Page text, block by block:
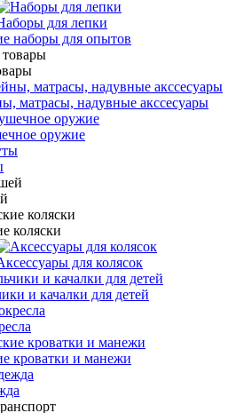
для лепки
наборы для опытов
матрасы, надувные акссесуары
оружие
коляски
для колясок
и качалки для детей
кроватки и манежи